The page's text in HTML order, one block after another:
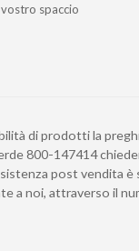
spaccio
di prodotti la
800-147414
post vendita è
a noi, attraverso il